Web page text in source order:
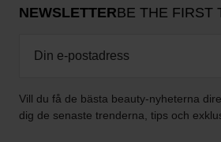
NEWSLETTERBE THE FIRST
Vill du få de bästa beauty-nyheterna
dig de senaste trenderna, tips och